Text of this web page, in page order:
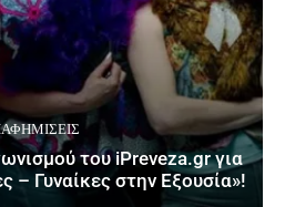
του iPreveza.gr για
– Γυναίκες στην Εξουσία»!